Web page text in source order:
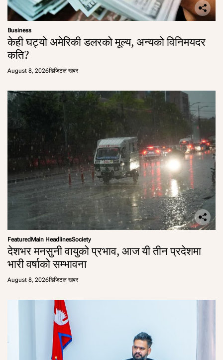
Business
केही घट्यो अमेरिकी डलरको मूल्य, अन्यको विनिमयदर
कति?
August 8, 2026डिजिटल खबर
FeaturedMain HeadlinesSociety
देशभर मनसुनी वायुको प्रभाव, आज यी तीन प्रदेशमा
भारी वर्षाको सम्भावना
August 8, 2026डिजिटल खबर